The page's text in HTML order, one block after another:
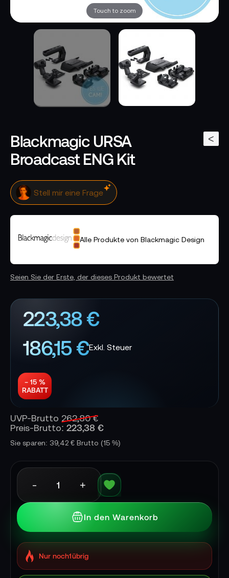
Touch to zoom
<
Blackmagic URSA
Broadcast ENG Kit
Stell mir eine Frage
Alle Produkte von Blackmagic Design
Seien Sie der Erste, der dieses Produkt bewertet
223,38 €
186,15 €
− 15 %
RABATT
UVP-Brutto 262,80 €
Preis-Brutto: 223,38 €
Sie sparen: 39,42 € Brutto (15 %)
- +
In den Warenkorb
Nur noch1übrig